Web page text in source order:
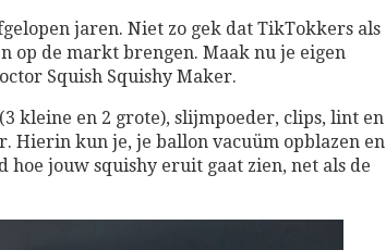
jaren. Niet zo gek dat TikTokkers als
op de markt brengen. Maak nu je eigen
Squish Squishy Maker.
kleine en 2 grote), slijmpoeder, clips, lint en
Hierin kun je, je ballon vacuüm opblazen en
jouw squishy eruit gaat zien, net als de